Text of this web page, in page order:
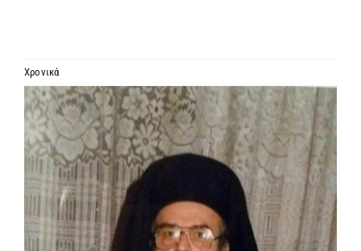
MEDIA
ΕΝΗΜΕΡΩΣΗ
ΣΥΝΔΕΣΕΙΣ
Χρονικά
Προβολή
μεγαλύτερης
εικόνας